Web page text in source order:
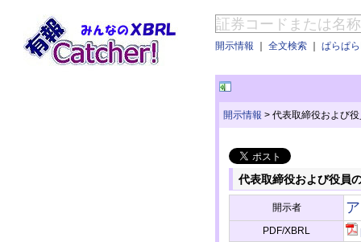
開示情報 ｜ 全文検索 ｜ ぱらぱ
開示情報 > 代表取締役および
代表取締役および役員
開示者
PDF/XBRL